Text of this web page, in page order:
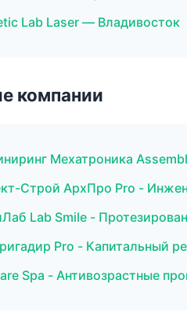
Lab Laser — Владивосток
компании
Мехатроника
Строй АрхПро Pro -
Lab Smile -
Pro - Капитальный
Spa - Антивозрастные